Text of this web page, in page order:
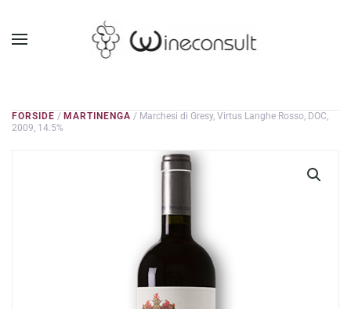
GÅ TIL HOVEDINDHOLD
FORSIDE / MARTINENGA / Marchesi di Gresy, Virtus Langhe Rosso, DOC,
2009, 14.5%